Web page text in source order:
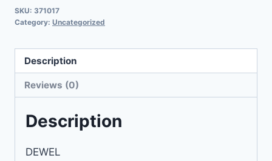
SKU: 371017
Category: Uncategorized
Description
Reviews (0)
Description
DEWEL